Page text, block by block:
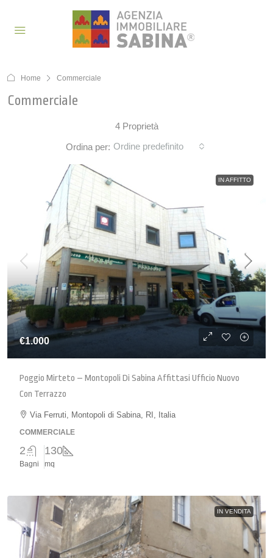
Home Commerciale
Commerciale
4 Proprietà
Ordina per: Ordine predefinito
IN AFFITTO
€1.000
Poggio Mirteto – Montopoli Di Sabina Affittasi Ufficio Nuovo
Con Terrazzo
Via Ferruti, Montopoli di Sabina, RI, Italia
COMMERCIALE
2
Bagni
130
mq
IN VENDITA